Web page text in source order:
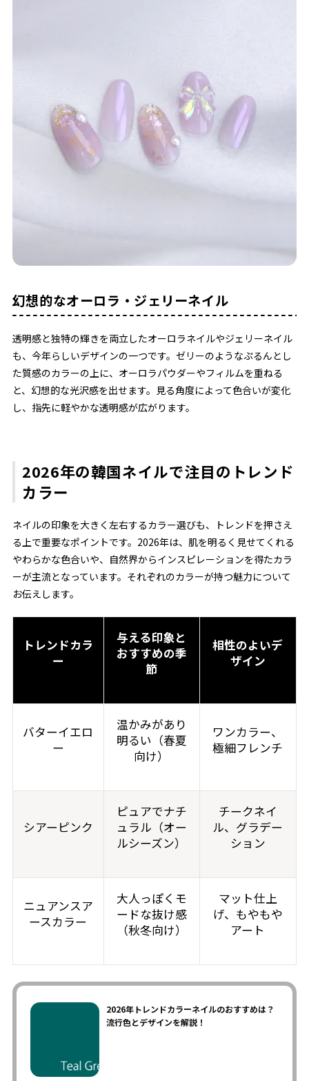
幻想的なオーロラ・ジェリーネイル
透明感と独特の輝きを両立したオーロラネイルやジェリーネイル
も、今年らしいデザインの一つです。ゼリーのようなぷるんとし
た質感のカラーの上に、オーロラパウダーやフィルムを重ねる
と、幻想的な光沢感を出せます。見る角度によって色合いが変化
し、指先に軽やかな透明感が広がります。
2026年の韓国ネイルで注目のトレンド
カラー
ネイルの印象を大きく左右するカラー選びも、トレンドを押さえ
る上で重要なポイントです。2026年は、肌を明るく見せてくれる
やわらかな色合いや、自然界からインスピレーションを得たカラ
ーが主流となっています。それぞれのカラーが持つ魅力について
お伝えします。
トレンドカラ
ー
与える印象と
おすすめの季
節
相性のよいデ
ザイン
バターイエロ
ー
温かみがあり
明るい（春夏
向け）
ワンカラー、
極細フレンチ
シアーピンク
ピュアでナチ
ュラル（オー
ルシーズン）
チークネイ
ル、グラデー
ション
ニュアンスア
ースカラー
大人っぽくモ
ードな抜け感
（秋冬向け）
マット仕上
げ、もやもや
アート
2026年トレンドカラーネイルのおすすめは？
流行色とデザインを解説！